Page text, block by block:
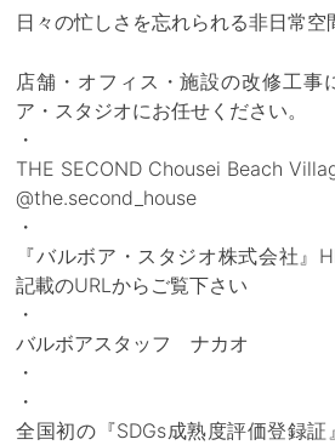
日々の忙しさを忘れられる非日常空
店舗・オフィス・施設の改修工事
ア・スタジオにお任せください。
・
THE SECOND Chousei Beach
@the.second_house
・
『バルボア・スタジオ株式会社』
記載のURLからご覧下さい
・
バルボアスタッフ ナカオ
・
・
全国初の『SDGs成熟度評価登録